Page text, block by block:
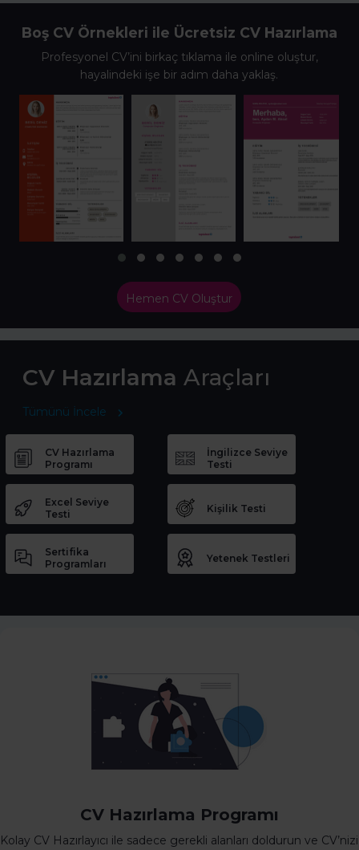
Boş CV Örnekleri ile Ücretsiz CV Hazırlama
Profesyonel CV’ini birkaç tıklama ile online oluştur,
hayalindeki işe bir adım daha yaklaş.
Hemen CV Oluştur
CV Hazırlama Araçları
Tümünü İncele
CV Hazırlama
Programı
İngilizce Seviye
Testi
Excel Seviye
Testi
Kişilik Testi
Sertifika
Programları
Yetenek Testleri
CV Hazırlama Programı
Kolay CV Hazırlayıcı ile sadece gerekli alanları doldurun ve CV’nizi